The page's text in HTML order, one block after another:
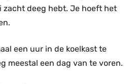
zacht deeg hebt. Je hoeft het
een uur in de koelkast te
meestal een dag van te voren.